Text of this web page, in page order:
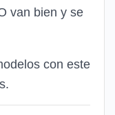
van bien y se
con este